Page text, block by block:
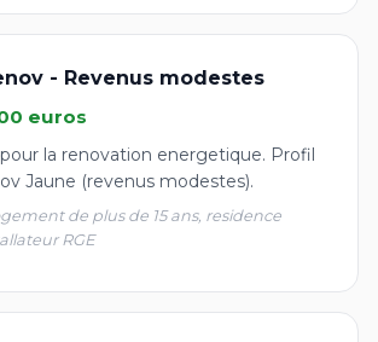
- Revenus modestes
euros
la renovation energetique. Profil
Jaune (revenus modestes).
de plus de 15 ans, residence
RGE